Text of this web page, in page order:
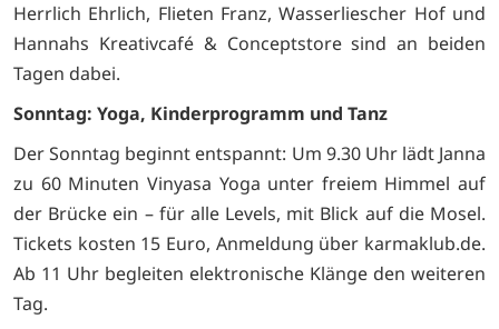
Herrlich Ehrlich, Flieten Franz, Wasserliescher Hof und
Hannahs Kreativcafé & Conceptstore sind an beiden
Tagen dabei.
Sonntag: Yoga, Kinderprogramm und Tanz
Der Sonntag beginnt entspannt: Um 9.30 Uhr lädt Janna
zu 60 Minuten Vinyasa Yoga unter freiem Himmel auf
der Brücke ein – für alle Levels, mit Blick auf die Mosel.
Tickets kosten 15 Euro, Anmeldung über karmaklub.de.
Ab 11 Uhr begleiten elektronische Klänge den weiteren
Tag.